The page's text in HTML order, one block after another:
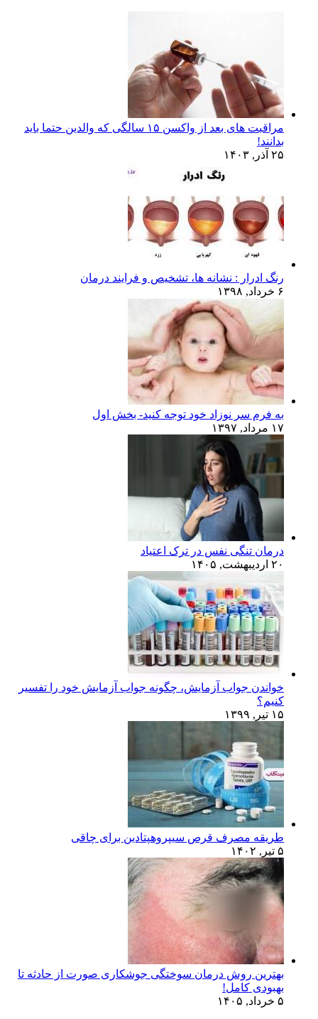
مراقبت های بعد از واکسن ۱۵ سالگی که والدین حتما باید
بدانند!
۲۵ آذر, ۱۴۰۳
رنگ ادرار : نشانه ها، تشخیص و فرایند درمان
۶ خرداد, ۱۳۹۸
به فرم سر نوزاد خود توجه کنید- بخش اول
۱۷ مرداد, ۱۳۹۷
درمان تنگی نفس در ترک اعتیاد
۲۰ اردیبهشت, ۱۴۰۵
خواندن جواب آزمایش، چگونه جواب آزمایش خود را تفسیر
کنیم؟
۱۵ تیر, ۱۳۹۹
طریقه مصرف قرص سیپروهپتادین برای چاقی
۵ تیر, ۱۴۰۲
بهترین روش درمان سوختگی جوشکاری صورت از حادثه تا
بهبودی کامل!
۵ خرداد, ۱۴۰۵